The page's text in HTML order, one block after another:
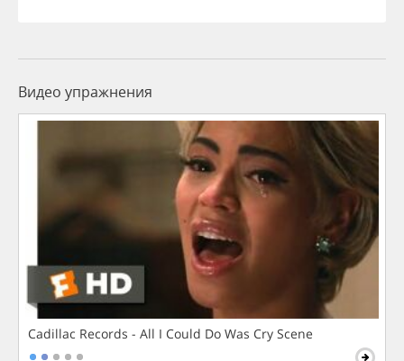
Видео упражнения
Cadillac Records - All I Could Do Was Cry Scene